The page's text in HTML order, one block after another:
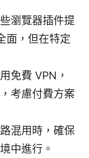
瀏覽器插件提
面，但在特定
免費 VPN，
考慮付費方案
混用時，確保
中進行。